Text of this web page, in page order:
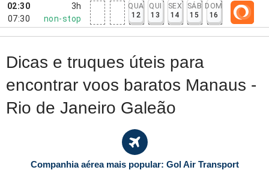
02:30
07:30
3h
non-stop
QUA
12
QUI
13
SEX
14
SÁB
15
DOM
16
Dicas e truques úteis para
encontrar voos baratos Manaus -
Rio de Janeiro Galeão
Companhia aérea mais popular: Gol Air Transport